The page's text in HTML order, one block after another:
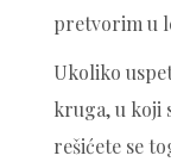
pretvorim u
Ukoliko
kruga, u koji
rešićete se